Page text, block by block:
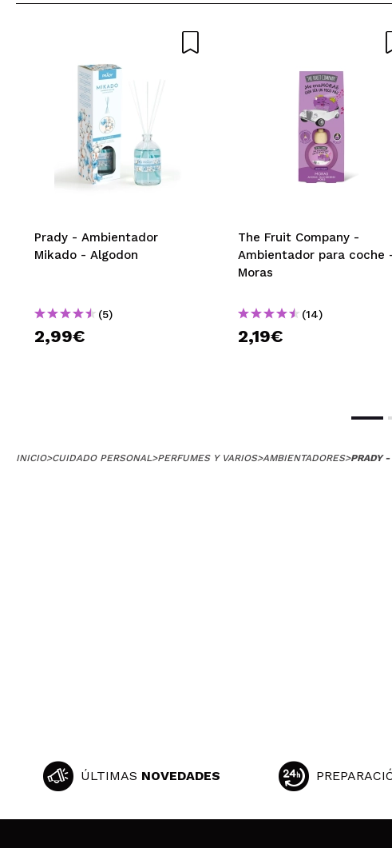
Prady - Ambientador
Mikado - Algodon
(5)
2,99€
The Fruit Company -
Ambientador para coche
Moras
(14)
2,19€
INICIO>CUIDADO PERSONAL>PERFUMES Y VARIOS>AMBIENTADORES>PRADY -
ÚLTIMAS NOVEDADES